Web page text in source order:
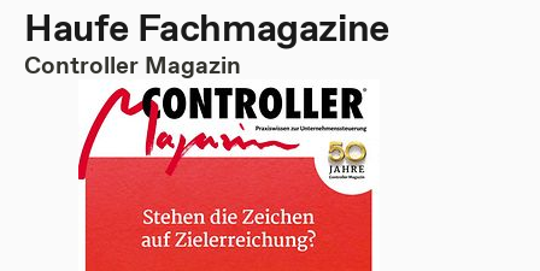
Haufe Fachmagazine
Controller Magazin